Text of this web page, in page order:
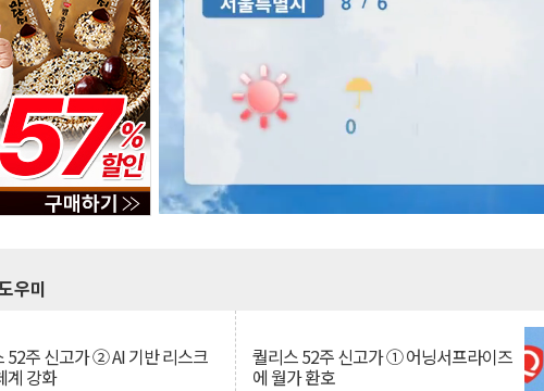
우미
52주 신고가 ② AI 기반 리스크
계 강화
퀄리스 52주 신고가 ① 어닝서프라이즈
에 월가 환호